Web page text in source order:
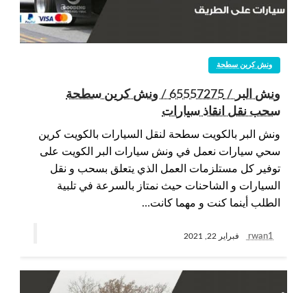
ونش كرين سطحة
ونش البر / 65557275 / ونش كرين سطحة
سحب نقل انقاذ سيارات
ونش البر بالكويت سطحة لنقل السيارات بالكويت كرين
سحي سيارات نعمل في ونش سيارات البر الكويت على
توفير كل مستلزمات العمل الذي يتعلق بسحب و نقل
السيارات و الشاحنات حيث نمتاز بالسرعة في تلبية
الطلب أينما كنت و مهما كانت…
rwan1 فبراير 22, 2021